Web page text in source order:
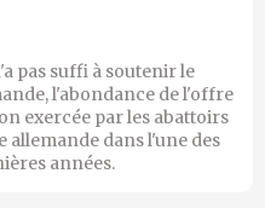
pas suffi à soutenir le
l'abondance de l'offre
exercée par les abattoirs
dans l'une des
années.